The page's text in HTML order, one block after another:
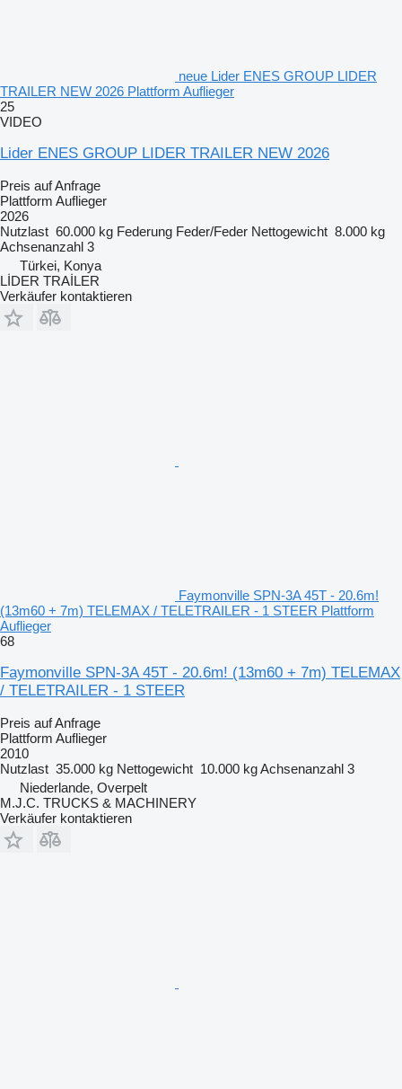
neue Lider ENES GROUP LIDER
TRAILER NEW 2026 Plattform Auflieger
25
VIDEO
Lider ENES GROUP LIDER TRAILER NEW 2026
Preis auf Anfrage
Plattform Auflieger
2026
Nutzlast 60.000 kg Federung Feder/Feder Nettogewicht 8.000 kg
Achsenanzahl 3
Türkei, Konya
LİDER TRAİLER
Verkäufer kontaktieren
Faymonville SPN-3A 45T - 20.6m!
(13m60 + 7m) TELEMAX / TELETRAILER - 1 STEER Plattform
Auflieger
68
Faymonville SPN-3A 45T - 20.6m! (13m60 + 7m) TELEMAX
/ TELETRAILER - 1 STEER
Preis auf Anfrage
Plattform Auflieger
2010
Nutzlast 35.000 kg Nettogewicht 10.000 kgAchsenanzahl 3
Niederlande, Overpelt
M.J.C. TRUCKS & MACHINERY
Verkäufer kontaktieren